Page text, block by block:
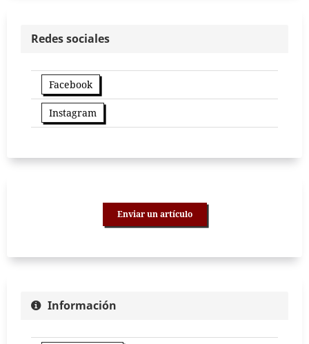
Redes sociales
Facebook
Instagram
Enviar un artículo
Información